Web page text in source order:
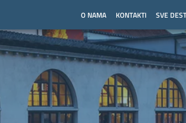
O NAMA KONTAKTI SVE